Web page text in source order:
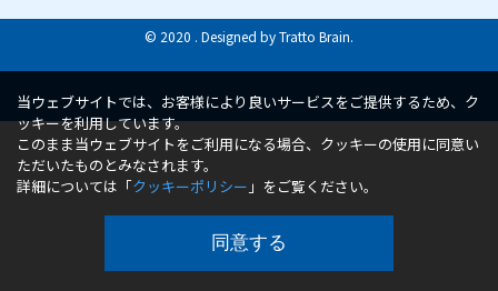
© 2020 . Designed byTratto Brain.
当ウェブサイトでは、お客様により良いサービスをご提供するため、ク
ッキーを利用しています。
このまま当ウェブサイトをご利用になる場合、クッキーの使用に同意い
ただいたものとみなされます。
詳細については「クッキーポリシー 」をご覧ください。
同意する